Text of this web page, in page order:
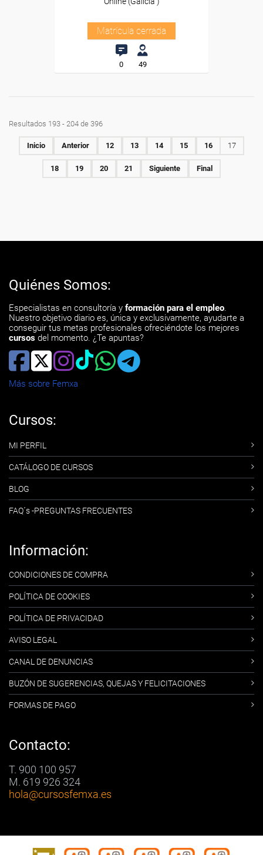
Matrícula cerrada
0 49
Resultados 193 - 204 de 396
Inicio Anterior 12 13 14 15 16 17
18 19 20 21 Siguiente Final
Quiénes Somos:
Especialistas en consultoría y formación para el empleo.
Nuestro objetivo diario es, única y exclusivamente, ayudarte a
conseguir tus metas profesionales ofreciéndote los mejores
cursos del momento. ¿Te apuntas?
Más sobre Femxa
Cursos:
MI PERFIL
CATÁLOGO DE CURSOS
BLOG
FAQ´s -PREGUNTAS FRECUENTES
Información:
CONDICIONES DE COMPRA
POLÍTICA DE COOKIES
POLÍTICA DE PRIVACIDAD
AVISO LEGAL
CANAL DE DENUNCIAS
BUZÓN DE SUGERENCIAS, QUEJAS Y FELICITACIONES
FORMAS DE PAGO
Contacto:
T. 900 100 957
M. 619 926 324
hola@cursosfemxa.es